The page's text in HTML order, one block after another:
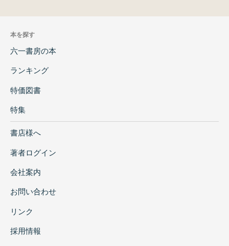
本を探す
六一書房の本
ランキング
特価図書
特集
書店様へ
著者ログイン
会社案内
お問い合わせ
リンク
採用情報